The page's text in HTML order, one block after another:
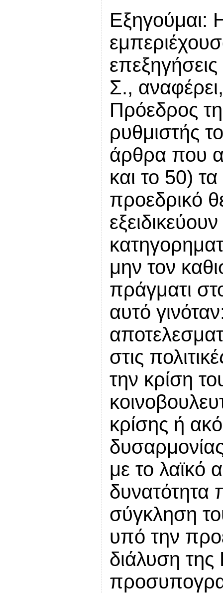
Εξηγούμαι:
Σ.,
Πρόεδρος
ρυθμιστής
άρθρα που
και το 50)
προεδρικό
μην τον
πράγματι
αυτό
στις
την κρίση
κρίσης ή
με το λαϊκό
δυνατότητα
σύγκληση
υπό την
διάλυση